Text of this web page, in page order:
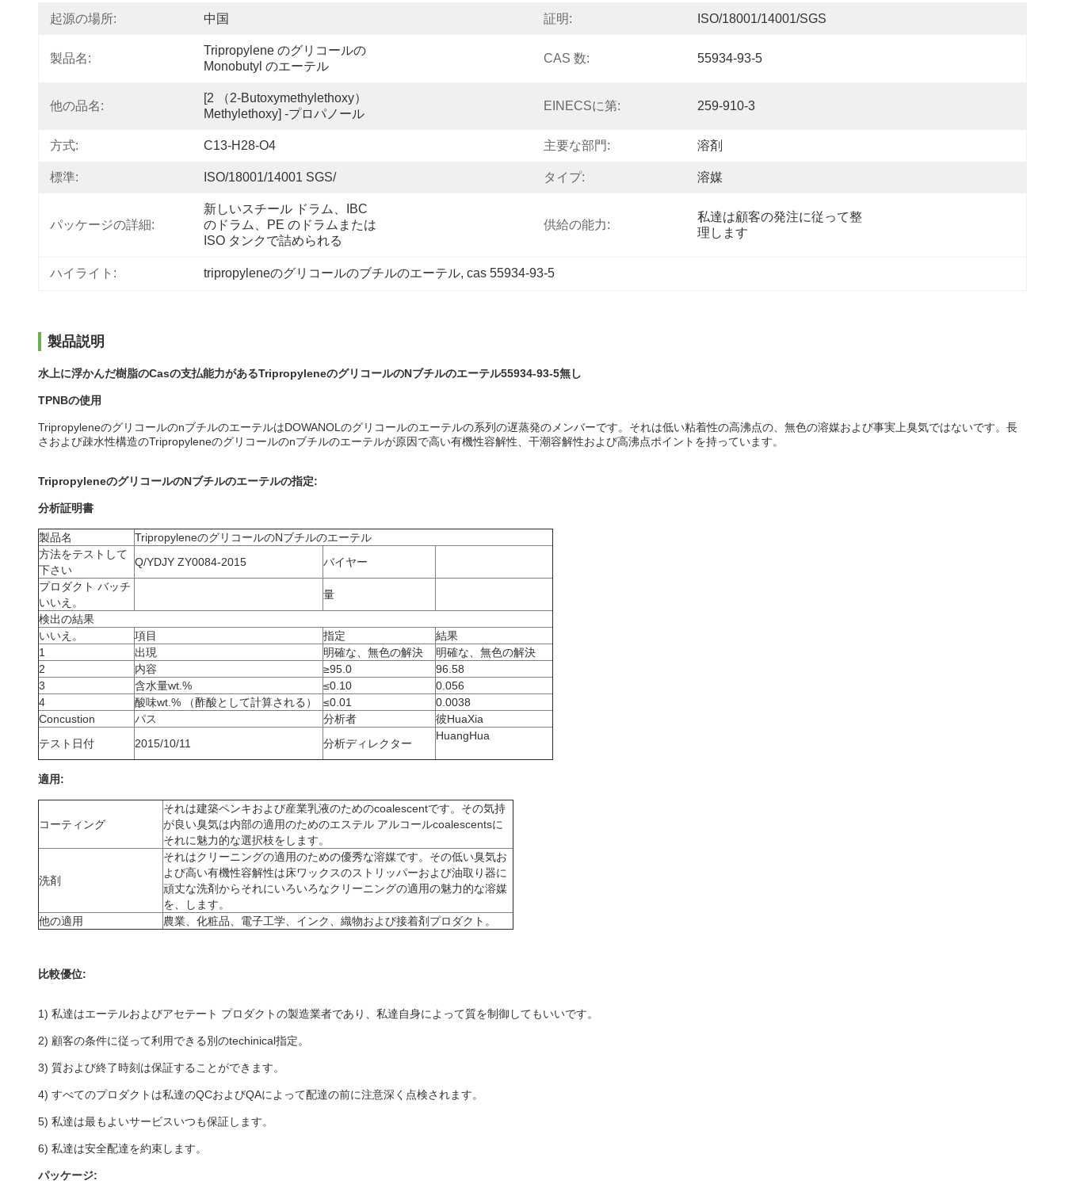
起源の場所: 中国 証明: ISO/18001/14001/SGS
製品名:
Tripropylene のグリコールの
Monobutyl のエーテル
CAS 数: 55934-93-5
他の品名:
[2 （2-Butoxymethylethoxy）
Methylethoxy] -プロパノール
EINECSに第: 259-910-3
方式: C13-H28-O4 主要な部門: 溶剤
標準: ISO/18001/14001 SGS/ タイプ: 溶媒
パッケージの詳細:
新しいスチール ドラム、IBC
のドラム、PE のドラムまたは
ISO タンクで詰められる
供給の能力:
私達は顧客の発注に従って整
理します
ハイライト: tripropyleneのグリコールのブチルのエーテル, cas 55934-93-5
製品説明
水上に浮かんだ樹脂のCasの支払能力があるTripropyleneのグリコールのNブチルのエーテル55934-93-5無し
TPNBの使用
TripropyleneのグリコールのnブチルのエーテルはDOWANOLのグリコールのエーテルの系列の遅蒸発のメンバーです。それは低い粘着性の高沸点の、無色の溶媒および事実上臭気ではないです。長
さおよび疎水性構造のTripropyleneのグリコールのnブチルのエーテルが原因で高い有機性容解性、干潮容解性および高沸点ポイントを持っています。
TripropyleneのグリコールのNブチルのエーテルの指定:
分析証明書
製品名
TripropyleneのグリコールのNブチルのエーテル
方法をテストして
下さい
Q/YDJY ZY0084-2015
バイヤー
プロダクト バッチ
いいえ。
量
検出の結果
いいえ。
項目 指定
結果
1
出現 明確な、無色の解決
明確な、無色の解決
2
内容 ≥95.0
96.58
3
含水量wt.% ≤0.10
0.056
4
酸味wt.% （酢酸として計算される） ≤0.01
0.0038
Concustion
パス 分析者
彼HuaXia
テスト日付
2015/10/11 分析ディレクター
HuangHua
適用:
コーティング
それは建築ペンキおよび産業乳液のためのcoalescentです。その気持
が良い臭気は内部の適用のためのエステル アルコールcoalescentsに
それに魅力的な選択枝をします。
洗剤
それはクリーニングの適用のための優秀な溶媒です。その低い臭気お
よび高い有機性容解性は床ワックスのストリッパーおよび油取り器に
頑丈な洗剤からそれにいろいろなクリーニングの適用の魅力的な溶媒
を、します。
他の適用
農業、化粧品、電子工学、インク、織物および接着剤プロダクト。
比較優位:
1) 私達はエーテルおよびアセテート プロダクトの製造業者であり、私達自身によって質を制御してもいいです。
2) 顧客の条件に従って利用できる別のtechinical指定。
3) 質および終了時刻は保証することができます。
4) すべてのプロダクトは私達のQCおよびQAによって配達の前に注意深く点検されます。
5) 私達は最もよいサービスいつも保証します。
6) 私達は安全配達を約束します。
パッケージ: